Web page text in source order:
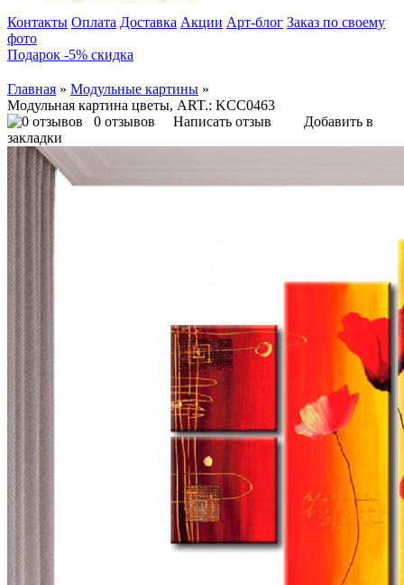
Контакты Оплата Доставка Акции Арт-блог Заказ по своему
фото
Подарок -5% скидка
Главная » Модульные картины »
Модульная картина цветы, ART.: KCC0463
0 отзывов
Написать отзыв
Добавить в
закладки